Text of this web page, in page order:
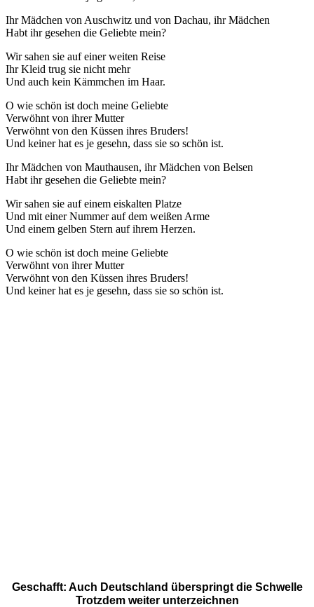
Ihr Mädchen von Auschwitz und von Dachau, ihr Mädchen
Habt ihr gesehen die Geliebte mein?
Wir sahen sie auf einer weiten Reise
Ihr Kleid trug sie nicht mehr
Und auch kein Kämmchen im Haar.
O wie schön ist doch meine Geliebte
Verwöhnt von ihrer Mutter
Verwöhnt von den Küssen ihres Bruders!
Und keiner hat es je gesehn, dass sie so schön ist.
Ihr Mädchen von Mauthausen, ihr Mädchen von Belsen
Habt ihr gesehen die Geliebte mein?
Wir sahen sie auf einem eiskalten Platze
Und mit einer Nummer auf dem weißen Arme
Und einem gelben Stern auf ihrem Herzen.
O wie schön ist doch meine Geliebte
Verwöhnt von ihrer Mutter
Verwöhnt von den Küssen ihres Bruders!
Und keiner hat es je gesehn, dass sie so schön ist.
Geschafft: Auch Deutschland überspringt die Schwelle
Trotzdem weiter unterzeichnen